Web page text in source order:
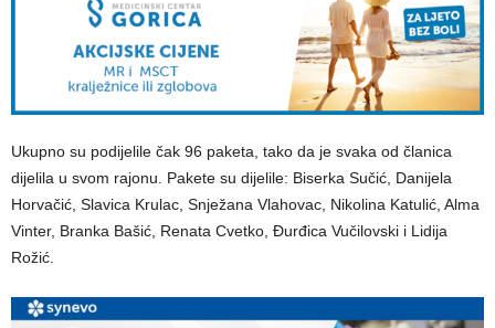
Ukupno su podijelile čak 96 paketa, tako da je svaka od članica
dijelila u svom rajonu. Pakete su dijelile: Biserka Sučić, Danijela
Horvačić, Slavica Krulac, Snježana Vlahovac, Nikolina Katulić, Alma
Vinter, Branka Bašić, Renata Cvetko, Đurđica Vučilovski i Lidija
Rožić.